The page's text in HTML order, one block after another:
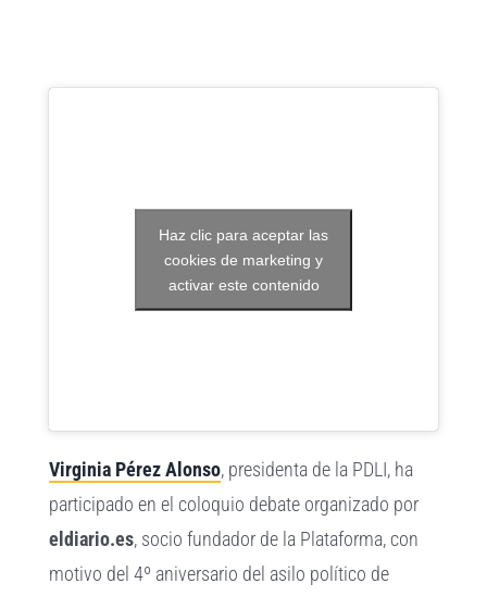
Haz clic para aceptar las
cookies de marketing y
activar este contenido
Virginia Pérez Alonso, presidenta de la PDLI, ha
participado en el coloquio debate organizado por
eldiario.es, socio fundador de la Plataforma, con
motivo del 4º aniversario del asilo político de